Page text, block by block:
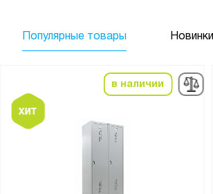
Популярные товары Новинки
в наличии